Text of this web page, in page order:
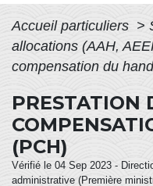
Accueil particuliers >
allocations (AAH,
compensation du
PRESTATION
(PCH)
Vérifié le 04 Sep 2023 -
administrative (Première